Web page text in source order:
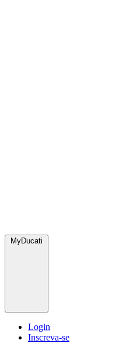
MyDucati
Login
Inscreva-se